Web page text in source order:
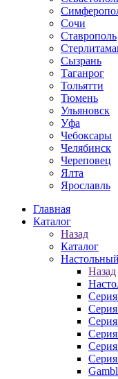
Сочи
Ставрополь
Сызрань
Таганрог
Тольятти
Тюмень
Ульяновск
Уфа
Чебоксары
Челябинск
Череповец
Ялта
Ярославль
Главная
Каталог
Назад
Каталог
Назад